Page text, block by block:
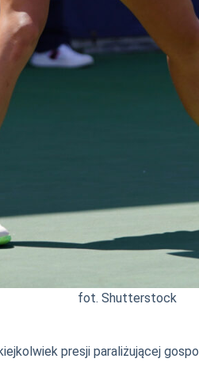
fot. Shutterstock
presji paraliżującej